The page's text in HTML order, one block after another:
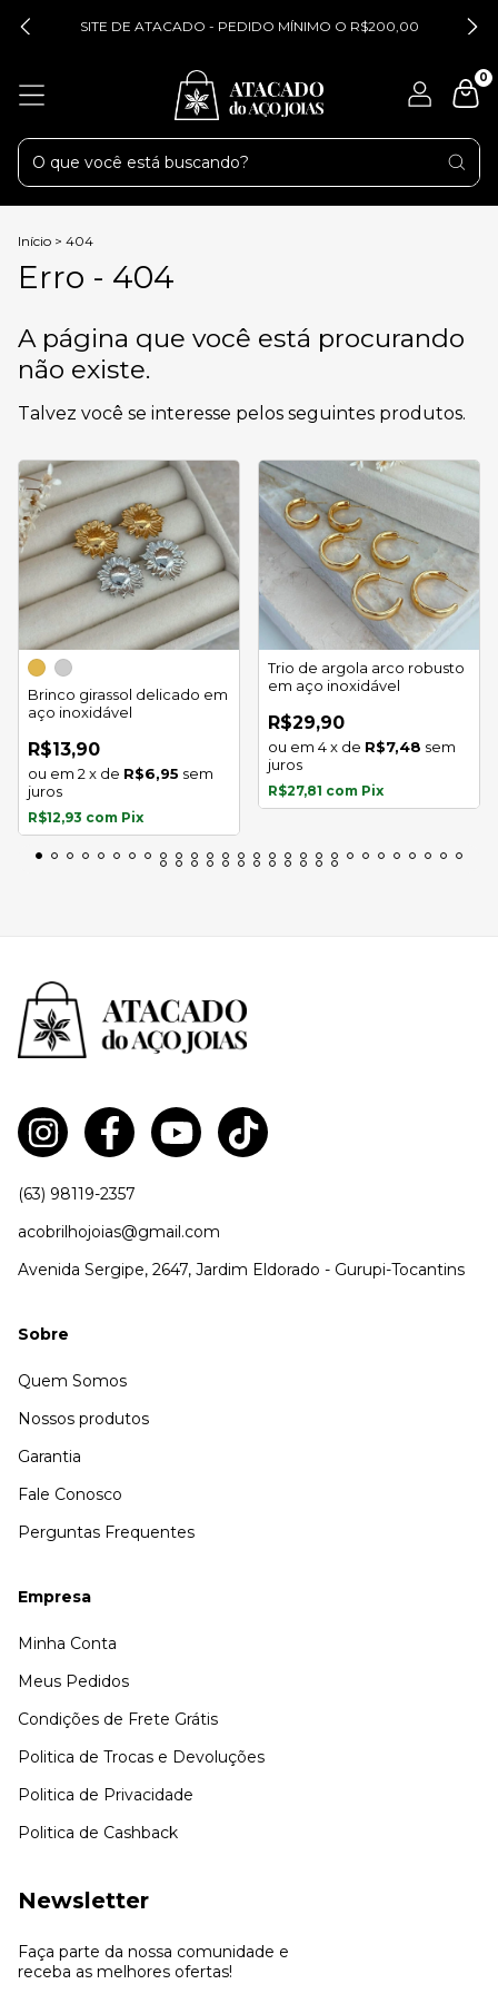
SITE DE ATACADO - PEDIDO MÍNIMO O R$200,00
0
Início > 404
Erro - 404
A página que você está procurando
não existe.
Talvez você se interesse pelos seguintes produtos.
Brinco girassol delicado em
aço inoxidável
R$13,90
2 x de R$6,95 sem
juros
R$12,93 com Pix
Trio de argola arco robusto
em aço inoxidável
R$29,90
4x de R$7,48 sem
juros
R$27,81 com Pix
(63) 98119-2357
acobrilhojoias@gmail.com
Avenida Sergipe, 2647, Jardim Eldorado - Gurupi-Tocantins
Sobre
Quem Somos
Nossos produtos
Garantia
Fale Conosco
Perguntas Frequentes
Empresa
Minha Conta
Meus Pedidos
Condições de Frete Grátis
Politica de Trocas e Devoluções
Politica de Privacidade
Politica de Cashback
Newsletter
Faça parte da nossa comunidade e
receba as melhores ofertas!